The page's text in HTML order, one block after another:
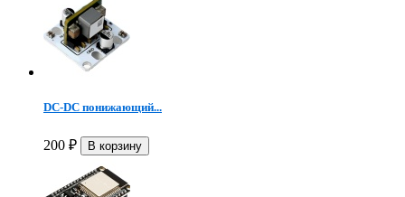
DC-DC понижающий...
200 ₽